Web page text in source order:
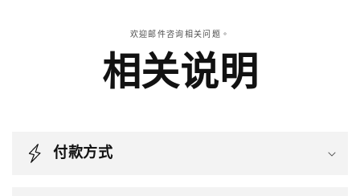
欢迎邮件咨询相关问题。
相关说明
付款方式